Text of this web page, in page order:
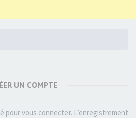
UN COMPTE
pour vous connecter. L’enregistrement